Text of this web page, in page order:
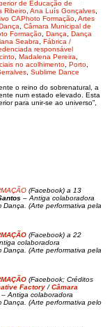
de Educação de
Ribeiro Ana Luís Gonçalves
CAPhoto Formação Artes
Câmara Municipal de
Formação Dança
Dança
Seabra
Fábrica /
responsável
Madalena Pereira
no acolhimento Porto
Sublime Dance
o reino do sobrenatural, a
num estado elevado. Esta
para unir-se ao universo”,
(Facebook) a 13
– Antiga colaboradora
Dança. (Arte performativa pela
(Facebook) a 22
colaboradora
Dança. (Arte performativa pela
(Facebook; Créditos
Factory /Câmara
– Antiga colaboradora
Dança. (Arte performativa pelo